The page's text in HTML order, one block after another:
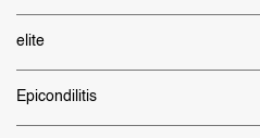
elite
Epicondilitis